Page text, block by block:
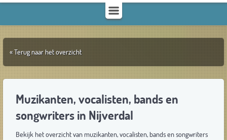
« Terug naar het overzicht
Muzikanten, vocalisten, bands en
songwriters in Nijverdal
Bekijk het overzicht van muzikanten, vocalisten, bands en songwriters